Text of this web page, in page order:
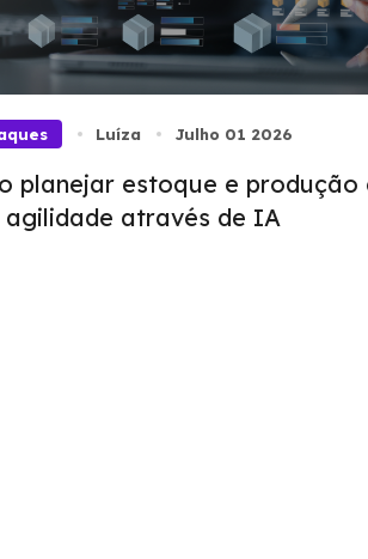
Luíza Julho 01 2026
planejar estoque e produção
agilidade através de IA